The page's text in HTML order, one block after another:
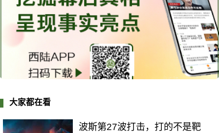
大家都在看
波斯第27波打击，打的不是靶